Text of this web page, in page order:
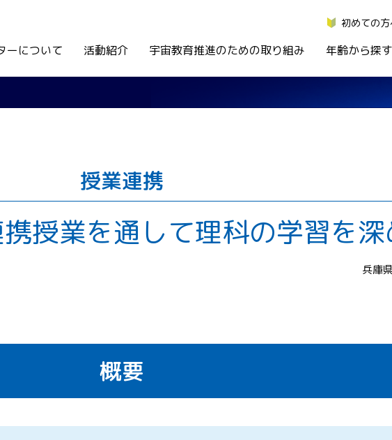
初めての
ーについて 活動紹介 宇宙教育推進のための取り組み 年齢から探す
授業連携
授業を通して理科の学習を深
兵庫
概要